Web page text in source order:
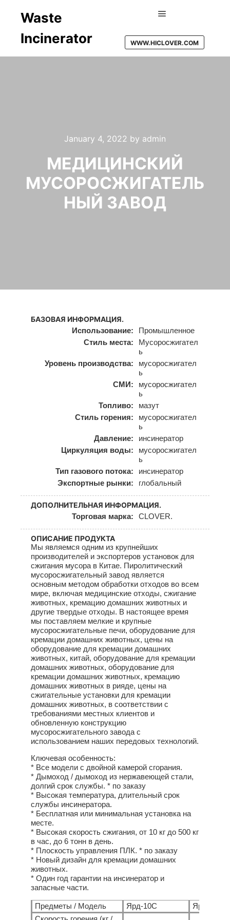
Waste
Incinerator
WWW.HICLOVER.COM
January 4, 2022 by admin
МЕДИЦИНСКИЙ
МУСОРОСЖИГАТЕЛЬ
НЫЙ ЗАВОД
БАЗОВАЯ ИНФОРМАЦИЯ.
Использование:
Промышленное
Стиль места:
Мусоросжигател
ь
Уровень производства:
мусоросжигател
ь
СМИ:
мусоросжигател
ь
Топливо:
мазут
Стиль горения:
мусоросжигател
ь
Давление:
инсинератор
Циркуляция воды:
мусоросжигател
ь
Тип газового потока:
инсинератор
Экспортные рынки:
глобальный
ДОПОЛНИТЕЛЬНАЯ ИНФОРМАЦИЯ.
Торговая марка:
CLOVER.
ОПИСАНИЕ ПРОДУКТА
Мы являемся одним из крупнейших
производителей и экспортеров установок для
сжигания мусора в Китае. Пиролитический
мусоросжигательный завод является
основным методом обработки отходов во всем
мире, включая медицинские отходы, сжигание
животных, кремацию домашних животных и
другие твердые отходы. В настоящее время
мы поставляем мелкие и крупные
мусоросжигательные печи, оборудование для
кремации домашних животных, цены на
оборудование для кремации домашних
животных, китай, оборудование для кремации
домашних животных, оборудование для
кремации домашних животных, кремацию
домашних животных в рияде, цены на
сжигательные установки для кремации
домашних животных, в соответствии с
требованиями местных клиентов и
обновленную конструкцию
мусоросжигательного завода с
использованием наших передовых технологий.
Ключевая особенность:
* Все модели с двойной камерой сгорания.
* Дымоход / дымоход из нержавеющей стали,
долгий срок службы. * по заказу
* Высокая температура, длительный срок
службы инсинератора.
* Бесплатная или минимальная установка на
месте.
* Высокая скорость сжигания, от 10 кг до 500 кг
в час, до 6 тонн в день.
* Плоскость управления ПЛК. * по заказу
* Новый дизайн для кремации домашних
животных.
* Один год гарантии на инсинератор и
запасные части.
Предметы / Модель Ярд-10С
Ярд-20С